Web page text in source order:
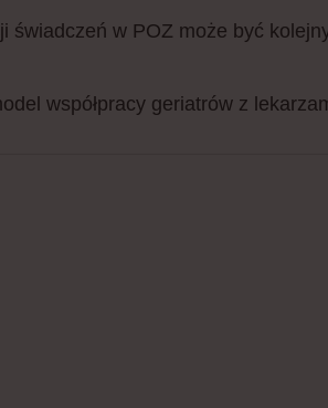
świadczeń w POZ może być
współpracy geriatrów z